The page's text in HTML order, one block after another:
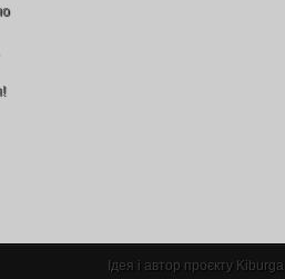
Ідея і автор проєкту Kiburga